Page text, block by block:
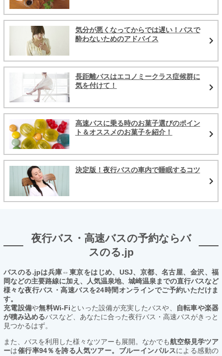
気分が悪くなってからでは遅い！バスで
酔わないためのアドバイス
長距離バスはエコノミークラス症候群に
気を付けて！
高速バスに乗る時のお菓子選びのポイン
ト＆オススメのお菓子を紹介！
決定版！夜行バスの車内で睡眠するコツ
夜行バス・高速バスの予約ならバ
スのる.jp
バスのる.jpは兵庫⇔東京をはじめ、USJ、京都、名古屋、金沢、福
岡などの主要路線に加え、人気温泉地、城崎温泉までの直行バスなど
様々な夜行バス・高速バスを24時間オンラインでご予約いただけま
す。
充電設備や無料Wi-Fiといった設備が充実したバスや、
自転車や楽器
が積み込めるバスなど、あなたに合った夜行バス・高速バスがきっと
見つかるはず。
また、バスを利用した様々なツアーも展開。なかでも航空祭見学ツア
ーは催行率94％を誇る人気ツアー。ブルーインパルスによる感動の